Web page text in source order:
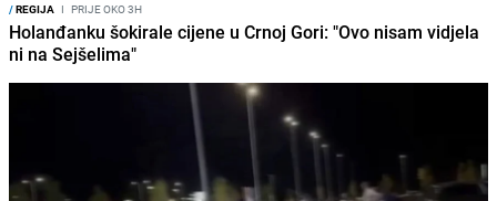
/REGIJA I PRIJE OKO 3H
Holanđanku šokirale cijene u Crnoj Gori: "Ovo nisam vidjela
ni na Sejšelima"